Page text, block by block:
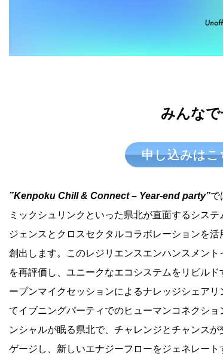
みんなで
申し込みは
”Kenpoku Chill & Connect – Year-end party”で
ミックシュリンクといった県北が直面するシス
ジェンスとクロスセクタルコラボレーションを
創出します。このレジリエンスエンハンスメン
を再評価し、ユニークなエコシステムをリビル
ープンマイクセッションによるナレッジシェア
てイブニングパーティでのヒューマンコネクシ
ンシャルが眠る県北で、チャレンジとチャンス
ゲージし、新しいエナジーフローをジェネレート